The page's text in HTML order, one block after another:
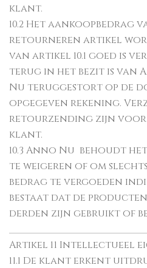
klant.
10.2 Het aankoopbedrag
retourneren artikel
van artikel 10.1 goed is
terug in het bezit is van
Nu teruggestort op de
opgegeven rekening.
retourzending zijn voor
klant.
10.3 Anno Nu behoudt
te weigeren of om
bedrag te vergoeden
bestaat dat de
derden zijn gebruikt of
Artikel 11 Intellectueel
11.1 De klant erkent